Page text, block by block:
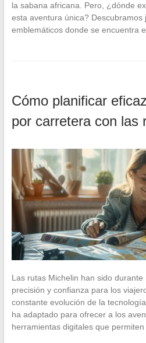
la sabana africana. Pero, ¿dónde
esta aventura única? Descubramos
emblemáticos donde se encuentra
Cómo planificar
por carretera con las
Las rutas Michelin han sido
precisión y confianza para los
constante evolución de la
ha adaptado para ofrecer a los
herramientas digitales que